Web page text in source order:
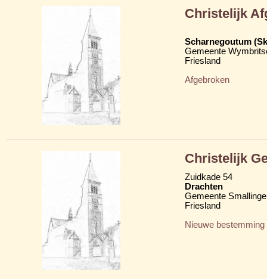
Christelijk
Scharnegoutum
Gemeente
Friesland
Afgebroken
Christelijk
Zuidkade 54
Drachten
Gemeente
Friesland
Nieuwe bestemming